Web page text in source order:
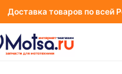
Доставка товаров по всей